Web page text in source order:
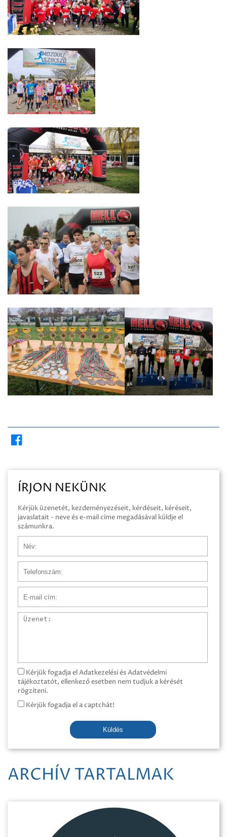
ÍRJON NEKÜNK
Kérjük üzenetét, kezdeményezéseit, kérdéseit, kéréseit,
javaslatait - neve és e-mail címe megadásával küldje el
számunkra.
Üzenet
Kérjük fogadja el Adatkezelési és Adatvédelmi
tájékoztatót, ellenkező esetben nem tudjuk a kérését
rögzíteni.
Kérjük fogadja el a captchát!
Küldés
ARCHÍV TARTALMAK